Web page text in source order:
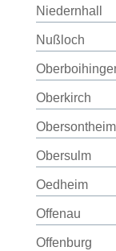
Niedernhall
Nußloch
Oberkirch
Obersontheim
Obersulm
Oedheim
Offenau
Offenburg